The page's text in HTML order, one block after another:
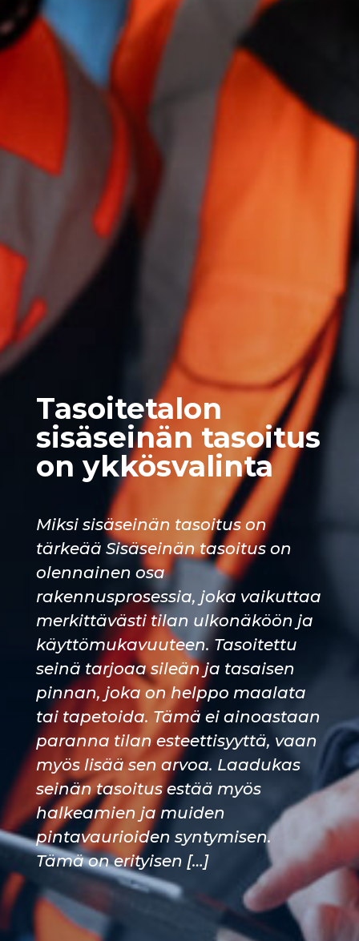
Tasoitetalon
sisäseinän tasoitus
on ykkösvalinta
Miksi sisäseinän tasoitus on
tärkeää Sisäseinän tasoitus on
olennainen osa
rakennusprosessia, joka vaikuttaa
merkittävästi tilan ulkonäköön ja
käyttömukavuuteen. Tasoitettu
seinä tarjoaa sileän ja tasaisen
pinnan, joka on helppo maalata
tai tapetoida. Tämä ei ainoastaan
paranna tilan esteettisyyttä, vaan
myös lisää sen arvoa. Laadukas
seinän tasoitus estää myös
halkeamien ja muiden
pintavaurioiden syntymisen.
Tämä on erityisen […]